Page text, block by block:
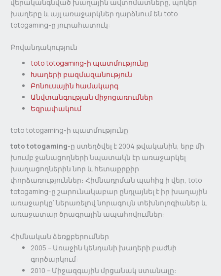
վերականգնված խաղային ավտոմատները, պոկեր
խաղերը և այլ առաջարկներ դարձնում են toto
totogaming-ը յուրահատուկ:
Բովանդակություն
toto totogaming-ի պատմությունը
Խաղերի բազմազանություն
Բոնուսային համակարգ
Անվտանգության միջոցառումներ
Եզրափակում
toto totogaming-ի պատմությունը
toto totogaming-ը ստեղծվել է 2004 թվականին, երբ մի
խումբ ջանացողների նպատակն էր առաջարկել
խաղացողներին նոր և հետաքրքիր
փորձառություններ։ Հիմնադրման պահից ի վեր, toto
totogaming-ը շարունակաբար ընդլայնել է իր խաղային
առաջարկը՝ ներառելով նորագույն տեխնոլոգիաներ և
առաջատար ծրագրային ապահովումներ:
Հիմնական ձեռքբերումներ
2005 – Առաջին կենդանի խաղերի բաժնի
գործարկում:
2010 – Միջազգային մրցանակ ստանալը: